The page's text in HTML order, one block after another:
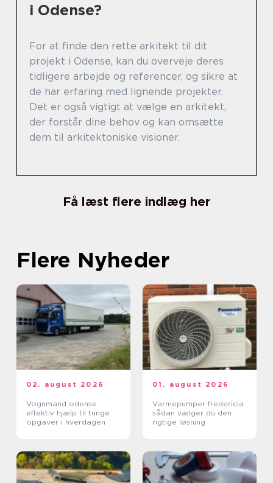
i Odense?
For at finde den rette arkitekt til dit
projekt i Odense, kan du overveje deres
tidligere arbejde og referencer, og sikre at
de har erfaring med lignende projekter.
Det er også vigtigt at vælge en arkitekt,
der forstår dine behov og kan omsætte
dem til arkitektoniske visioner.
Få læst flere indlæg her
Flere Nyheder
02. august 2026
Vognmand odense
effektiv hjælp til tunge
opgaver i hverdagen
01. august 2026
Varmepumper fredericia
sådan vælger du den
rigtige løsning